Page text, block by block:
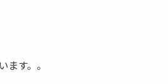
す。。